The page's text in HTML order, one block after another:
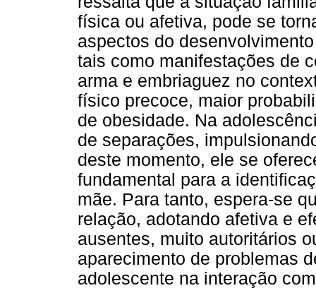
física ou afetiva, pode se
aspectos do
tais como manifestações de
arma e embriaguez no
físico precoce, maior
de obesidade. Na
de separações,
deste momento, ele se
fundamental para a
mãe. Para tanto, espera-se
relação, adotando afetiva e
ausentes, muito autoritários
aparecimento de problemas
adolescente na interação